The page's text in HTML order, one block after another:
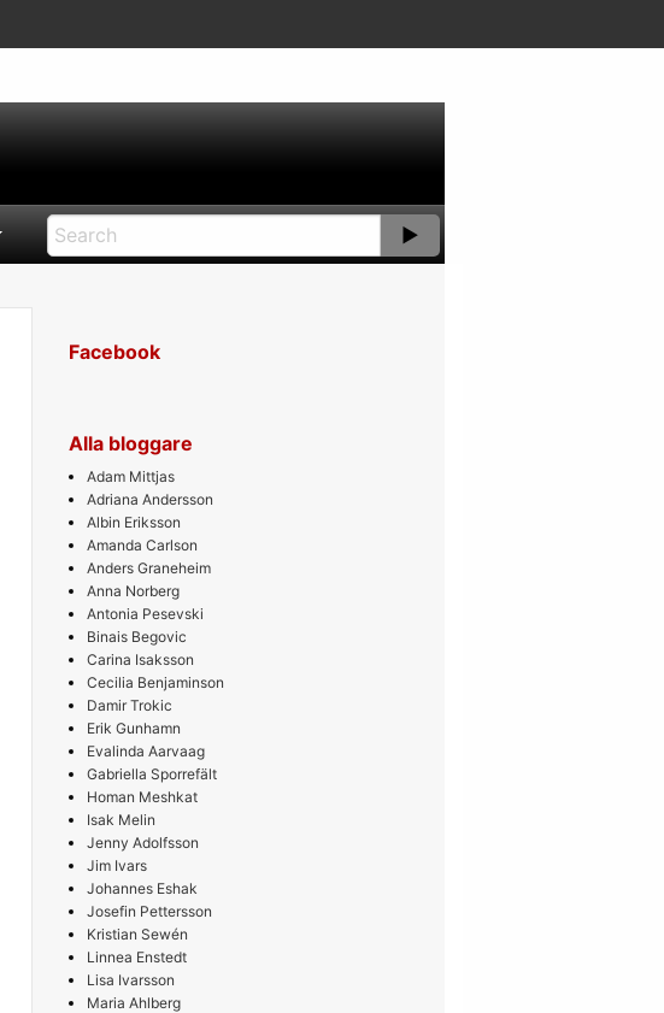
Facebook
Alla bloggare
Adam Mittjas
Adriana Andersson
Albin Eriksson
Amanda Carlson
Anders Graneheim
Anna Norberg
Antonia Pesevski
Binais Begovic
Carina Isaksson
Cecilia Benjaminson
Damir Trokic
Erik Gunhamn
Evalinda Aarvaag
Gabriella Sporrefält
Homan Meshkat
Isak Melin
Jenny Adolfsson
Jim Ivars
Johannes Eshak
Josefin Pettersson
Kristian Sewén
Linnea Enstedt
Lisa Ivarsson
Maria Ahlberg